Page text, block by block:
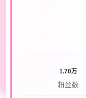
1.70万
粉丝数